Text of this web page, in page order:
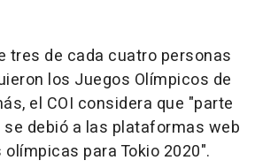
tres de cada cuatro personas
los Juegos Olímpicos de
el COI considera que "parte
debió a las plataformas web
para Tokio 2020".